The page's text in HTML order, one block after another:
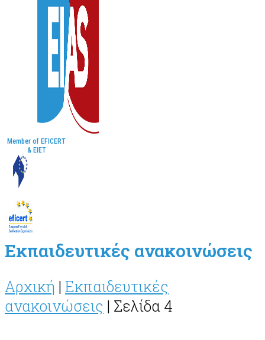
Member of EFICERT
& EIET
Εκπαιδευτικές ανακοινώσεις
Αρχική | Εκπαιδευτικές
ανακοινώσεις | Σελίδα 4